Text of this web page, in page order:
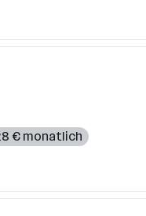
€ monatlich